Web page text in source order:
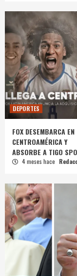
DEPORTES
FOX DESEMBARCA EN
CENTROAMÉRICA Y
ABSORBE A TIGO
4 meses hace